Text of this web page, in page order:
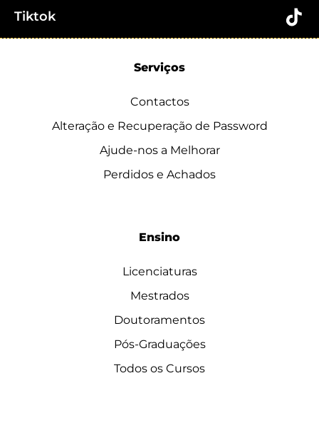
Tiktok
Serviços
Contactos
Alteração e Recuperação de Password
Ajude-nos a Melhorar
Perdidos e Achados
Ensino
Licenciaturas
Mestrados
Doutoramentos
Pós-Graduações
Todos os Cursos